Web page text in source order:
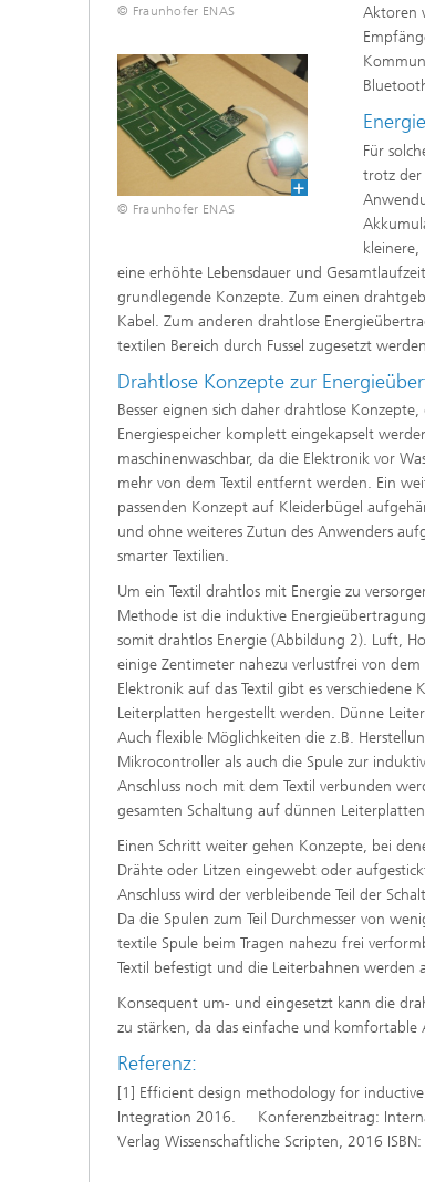
© Fraunhofer ENAS
© Fraunhofer ENAS
Aktoren
Für
trotz der
eine erhöhte Lebensdauer und
grundlegende Konzepte. Zum einen
Kabel. Zum anderen drahtlose
textilen Bereich durch Fussel zugesetzt
Drahtlose Konzepte zur
Besser eignen sich daher drahtlose
Energiespeicher komplett eingekapselt
maschinenwaschbar, da die Elektronik vor
mehr von dem Textil entfernt werden. Ein
passenden Konzept auf Kleiderbügel
und ohne weiteres Zutun des Anwenders
smarter Textilien.
Um ein Textil drahtlos mit Energie zu
Methode ist die induktive
somit drahtlos Energie (Abbildung 2). Luft,
einige Zentimeter nahezu verlustfrei von
Elektronik auf das Textil gibt es
Leiterplatten hergestellt werden. Dünne
Auch flexible Möglichkeiten die z.B.
Mikrocontroller als auch die Spule zur
Anschluss noch mit dem Textil verbunden
gesamten Schaltung auf dünnen
Einen Schritt weiter gehen Konzepte, bei
Drähte oder Litzen eingewebt oder
Anschluss wird der verbleibende Teil der
Da die Spulen zum Teil Durchmesser von
textile Spule beim Tragen nahezu frei
Textil befestigt und die Leiterbahnen werden
Konsequent um- und eingesetzt kann die
zu stärken, da das einfache und
Referenz:
[1] Efficient design methodology for inductive
Integration 2016. Konferenzbeitrag:
Verlag Wissenschaftliche Scripten, 2016